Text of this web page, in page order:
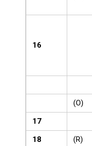
16
(O)
17
18
(R)